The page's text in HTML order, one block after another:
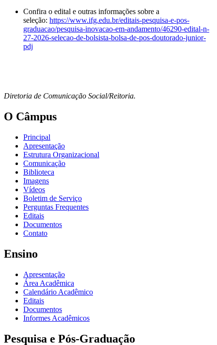
Confira o edital e outras informações sobre a
seleção: https://www.ifg.edu.br/editais-pesquisa-e-pos-
graduacao/pesquisa-inovacao-em-andamento/46290-edital-n-
27-2026-selecao-de-bolsista-bolsa-de-pos-doutorado-junior-
pdj
Diretoria de Comunicação Social/Reitoria.
O Câmpus
Principal
Apresentação
Estrutura Organizacional
Comunicação
Biblioteca
Imagens
Vídeos
Boletim de Serviço
Perguntas Frequentes
Editais
Documentos
Contato
Ensino
Apresentação
Área Acadêmica
Calendário Acadêmico
Editais
Documentos
Informes Acadêmicos
Pesquisa e Pós-Graduação